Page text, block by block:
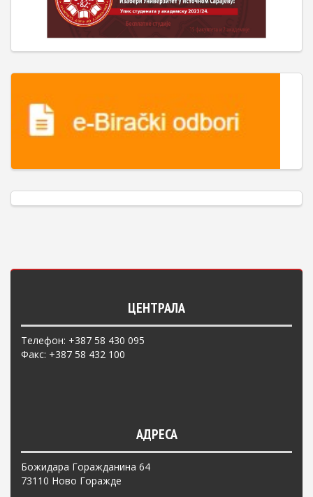
ЦЕНТРАЛА
Телефон: +387 58 430 095
Факс: +387 58 432 100
АДРЕСА
Божидара Горажданина 64
73110 Ново Горажде